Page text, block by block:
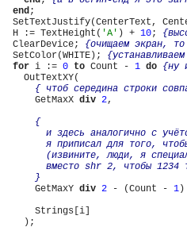
end;
SetTextJustify(CenterText,
  H := TextHeight(
'A' ) + 10;
  ClearDevice;
{очищаем экран,
  SetColor(WHITE);
for i := 0 to Count - 1 do {ну
    OutTextXY(
{ чтоб середина строки
      GetMaxX
div 2,
{
и здесь аналогично с
я приписал для того,
(извините, люди, я
вместо shr 2, чтобы 1234
      }
      GetMaxY
div 2 - (Count - 1)
      Strings[i]
    );